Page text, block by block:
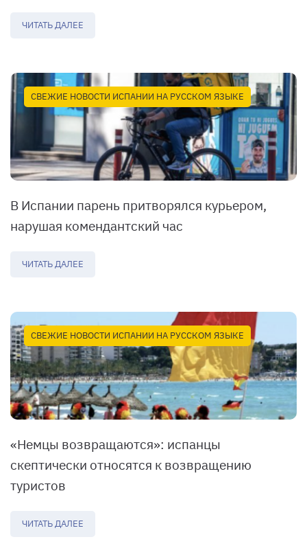
ЧИТАТЬ ДАЛЕЕ
СВЕЖИЕ НОВОСТИ ИСПАНИИ НА РУССКОМ ЯЗЫКЕ
В Испании парень притворялся курьером,
нарушая комендантский час
ЧИТАТЬ ДАЛЕЕ
СВЕЖИЕ НОВОСТИ ИСПАНИИ НА РУССКОМ ЯЗЫКЕ
«Немцы возвращаются»: испанцы
скептически относятся к возвращению
туристов
ЧИТАТЬ ДАЛЕЕ